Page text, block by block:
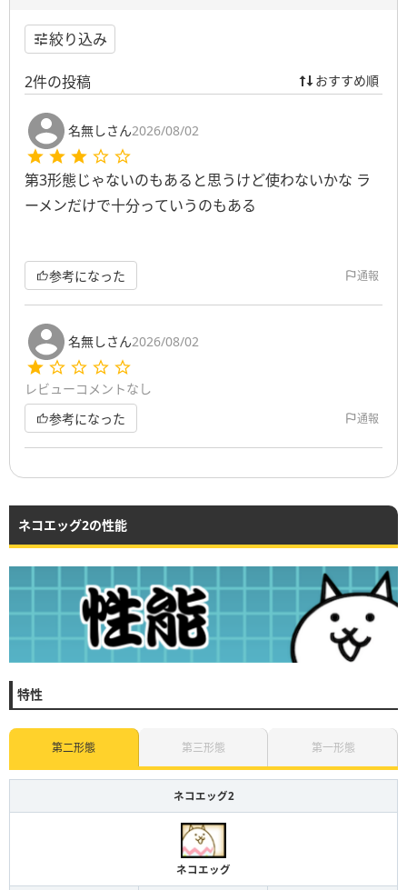
絞り込み
2件の投稿 おすすめ順
名無しさん2026/08/02
第3形態じゃないのもあると思うけど使わないかな ラ
ーメンだけで十分っていうのもある
参考になった 通報
名無しさん2026/08/02
レビューコメントなし
参考になった
通報
ネコエッグ2の性能
特性
第二形態 第三形態 第一形態
ネコエッグ2
ネコエッグ